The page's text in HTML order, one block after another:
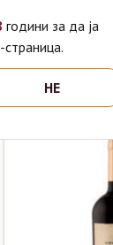
години за да ја
НЕ